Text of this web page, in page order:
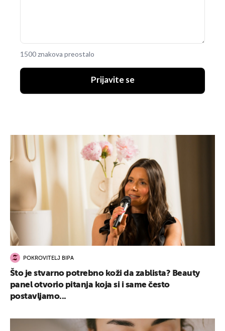
1500 znakova preostalo
Prijavite se
POKROVITELJ BIPA
Što je stvarno potrebno koži da zablista? Beauty
panel otvorio pitanja koja si i same često
postavljamo...